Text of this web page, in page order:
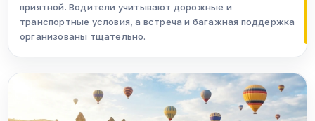
приятной. Водители учитывают дорожные и
транспортные условия, а встреча и багажная поддержка
организованы тщательно.